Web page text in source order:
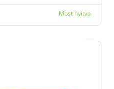
Most nyitva